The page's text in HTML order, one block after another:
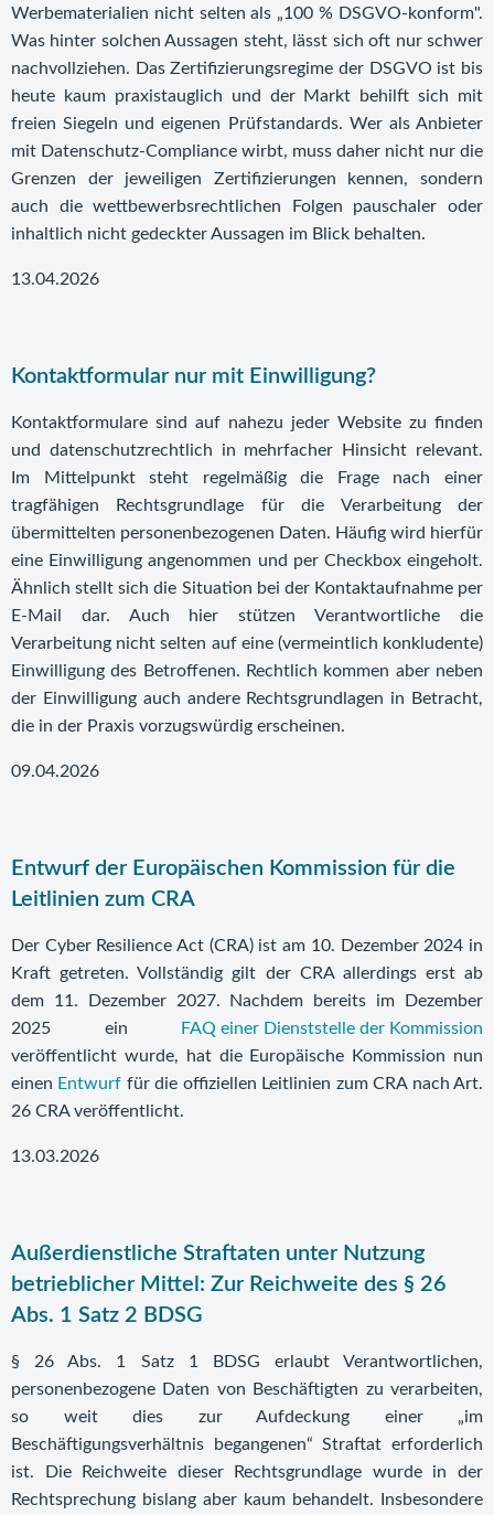
Werbematerialien nicht selten als „100 % DSGVO-konform".
Was hinter solchen Aussagen steht, lässt sich oft nur schwer
nachvollziehen. Das Zertifizierungsregime der DSGVO ist bis
heute kaum praxistauglich und der Markt behilft sich mit
freien Siegeln und eigenen Prüfstandards. Wer als Anbieter
mit Datenschutz-Compliance wirbt, muss daher nicht nur die
Grenzen der jeweiligen Zertifizierungen kennen, sondern
auch die wettbewerbsrechtlichen Folgen pauschaler oder
inhaltlich nicht gedeckter Aussagen im Blick behalten.
13.04.2026
Kontaktformular nur mit Einwilligung?
Kontaktformulare sind auf nahezu jeder Website zu finden
und datenschutzrechtlich in mehrfacher Hinsicht relevant.
Im Mittelpunkt steht regelmäßig die Frage nach einer
tragfähigen Rechtsgrundlage für die Verarbeitung der
übermittelten personenbezogenen Daten. Häufig wird hierfür
eine Einwilligung angenommen und per Checkbox eingeholt.
Ähnlich stellt sich die Situation bei der Kontaktaufnahme per
E-Mail dar. Auch hier stützen Verantwortliche die
Verarbeitung nicht selten auf eine (vermeintlich konkludente)
Einwilligung des Betroffenen. Rechtlich kommen aber neben
der Einwilligung auch andere Rechtsgrundlagen in Betracht,
die in der Praxis vorzugswürdig erscheinen.
09.04.2026
Entwurf der Europäischen Kommission für die
Leitlinien zum CRA
Der Cyber Resilience Act (CRA) ist am 10. Dezember 2024 in
Kraft getreten. Vollständig gilt der CRA allerdings erst ab
dem 11. Dezember 2027. Nachdem bereits im Dezember
2025 ein
FAQ einer Dienststelle der Kommission
veröffentlicht wurde, hat die Europäische Kommission nun
einen Entwurf für die offiziellen Leitlinien zum CRA nach Art.
26 CRA veröffentlicht.
13.03.2026
Außerdienstliche Straftaten unter Nutzung
betrieblicher Mittel: Zur Reichweite des § 26
Abs. 1 Satz 2 BDSG
§ 26 Abs. 1 Satz 1 BDSG erlaubt Verantwortlichen,
personenbezogene Daten von Beschäftigten zu verarbeiten,
so weit dies zur Aufdeckung einer „im
Beschäftigungsverhältnis begangenen“ Straftat erforderlich
ist. Die Reichweite dieser Rechtsgrundlage wurde in der
Rechtsprechung bislang aber kaum behandelt. Insbesondere